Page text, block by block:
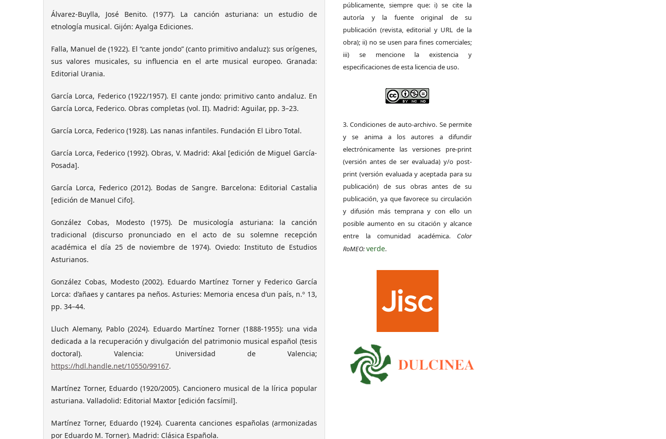
Álvarez-Buylla, José Benito. (1977). La canción asturiana: un estudio de
etnología musical. Gijón: Ayalga Ediciones.
Falla, Manuel de (1922). El “cante jondo” (canto primitivo andaluz): sus orígenes,
sus valores musicales, su influencia en el arte musical europeo. Granada:
Editorial Urania.
García Lorca, Federico (1922/1957). El cante jondo: primitivo canto andaluz. En
García Lorca, Federico. Obras completas (vol. II). Madrid: Aguilar, pp. 3–23.
García Lorca, Federico (1928). Las nanas infantiles. Fundación El Libro Total.
García Lorca, Federico (1992). Obras, V. Madrid: Akal [edición de Miguel García-
Posada].
García Lorca, Federico (2012). Bodas de Sangre. Barcelona: Editorial Castalia
[edición de Manuel Cifo].
González Cobas, Modesto (1975). De musicología asturiana: la canción
tradicional (discurso pronunciado en el acto de su solemne recepción
académica el día 25 de noviembre de 1974). Oviedo: Instituto de Estudios
Asturianos.
González Cobas, Modesto (2002). Eduardo Martínez Torner y Federico García
Lorca: d’añaes y cantares pa neños. Asturies: Memoria encesa d’un país, n.º 13,
pp. 34–44.
Lluch Alemany, Pablo (2024). Eduardo Martínez Torner (1888-1955): una vida
dedicada a la recuperación y divulgación del patrimonio musical español (tesis
doctoral). Valencia: Universidad de Valencia;
https://hdl.handle.net/10550/99167.
Martínez Torner, Eduardo (1920/2005). Cancionero musical de la lírica popular
asturiana. Valladolid: Editorial Maxtor [edición facsímil].
Martínez Torner, Eduardo (1924). Cuarenta canciones españolas (armonizadas
por Eduardo M. Torner). Madrid: Clásica Española.
públicamente, siempre que: i) se cite la
autoría y la fuente original de su
publicación (revista, editorial y URL de la
obra); ii) no se usen para fines comerciales;
iii) se mencione la existencia y
especificaciones de esta licencia de uso.
3. Condiciones de auto-archivo. Se permite
y se anima a los autores a difundir
electrónicamente las versiones pre-print
(versión antes de ser evaluada) y/o post-
print (versión evaluada y aceptada para su
publicación) de sus obras antes de su
publicación, ya que favorece su circulación
y difusión más temprana y con ello un
posible aumento en su citación y alcance
entre la comunidad académica. Color
RoMEO:verde.